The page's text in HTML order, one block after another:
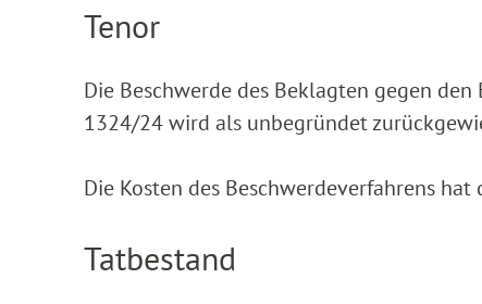
Tenor
Die Beschwerde des Beklagten gegen
1324/24 wird als unbegründet
Die Kosten des Beschwerdeverfahrens
Tatbestand